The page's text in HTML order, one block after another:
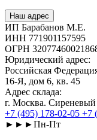
Наш адрес
ИП Барабанов М.Е.
ИНН 771901157595
ОГРН
Юридический адрес:
Российская
16-Я, дом 6, кв. 45
Адрес склада:
г. Москва. Сиреневый
+7 (495) 178-02-05 +7
►►►Пн-Пт